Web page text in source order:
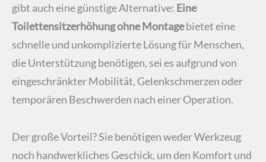
gibt auch eine günstige Alternative: Eine
Toilettensitzerhöhung ohne Montagebietet eine
schnelle und unkomplizierte Lösung für Menschen,
die Unterstützung benötigen, sei es aufgrund von
eingeschränkter Mobilität, Gelenkschmerzen oder
temporären Beschwerden nach einer Operation.
Der große Vorteil? Sie benötigen weder Werkzeug
noch handwerkliches Geschick, um den Komfort und